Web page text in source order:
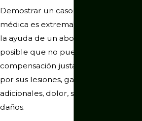
Demostrar un caso de negligencia
médica es extremadamente difícil. Sin
la ayuda de un abogado experto, es
posible que no pueda recibir la
compensación justa que se merece
por sus lesiones, gastos médicos
adicionales, dolor, sufrimiento y otros
daños.